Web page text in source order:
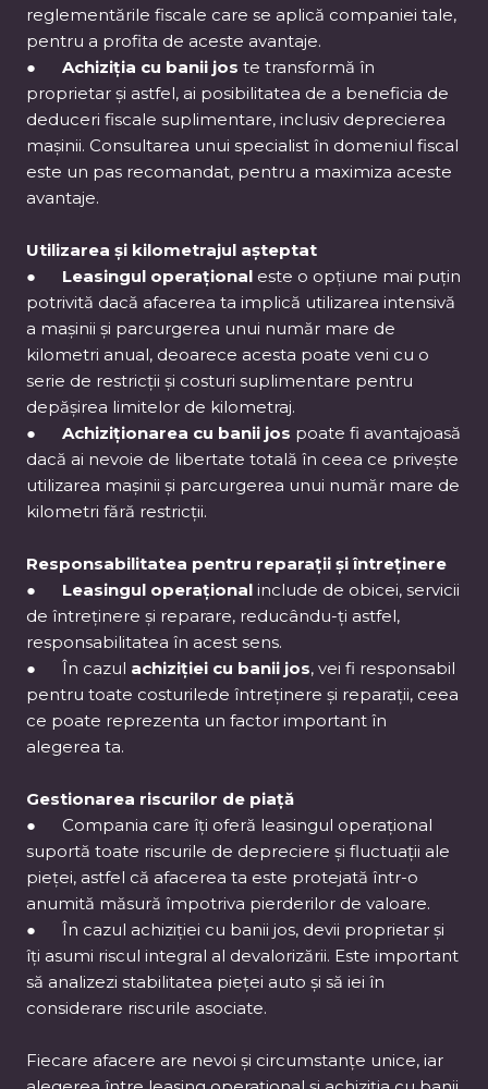
reglementările fiscale care se aplică companiei tale,
pentru a profita de aceste avantaje.
● Achiziția cu banii jos te transformă în
proprietar și astfel, ai posibilitatea de a beneficia de
deduceri fiscale suplimentare, inclusiv deprecierea
mașinii. Consultarea unui specialist în domeniul fiscal
este un pas recomandat, pentru a maximiza aceste
avantaje.
Utilizarea și kilometrajul așteptat
● Leasingul operațional este o opțiune mai puțin
potrivită dacă afacerea ta implică utilizarea intensivă
a mașinii și parcurgerea unui număr mare de
kilometri anual, deoarece acesta poate veni cu o
serie de restricții și costuri suplimentare pentru
depășirea limitelor de kilometraj.
● Achiziționarea cu banii jos poate fi avantajoasă
dacă ai nevoie de libertate totală în ceea ce privește
utilizarea mașinii și parcurgerea unui număr mare de
kilometri fără restricții.
Responsabilitatea pentru reparații și întreținere
● Leasingul operațional include de obicei, servicii
de întreținere și reparare, reducându-ți astfel,
responsabilitatea în acest sens.
● În cazul achiziției cu banii jos, vei fi responsabil
pentru toate costurilede întreținere și reparații, ceea
ce poate reprezenta un factor important în
alegerea ta.
Gestionarea riscurilor de piață
● Compania care îți oferă leasingul operațional
suportă toate riscurile de depreciere și fluctuații ale
pieței, astfel că afacerea ta este protejată într-o
anumită măsură împotriva pierderilor de valoare.
● În cazul achiziției cu banii jos, devii proprietar și
îți asumi riscul integral al devalorizării. Este important
să analizezi stabilitatea pieței auto și să iei în
considerare riscurile asociate.
Fiecare afacere are nevoi și circumstanțe unice, iar